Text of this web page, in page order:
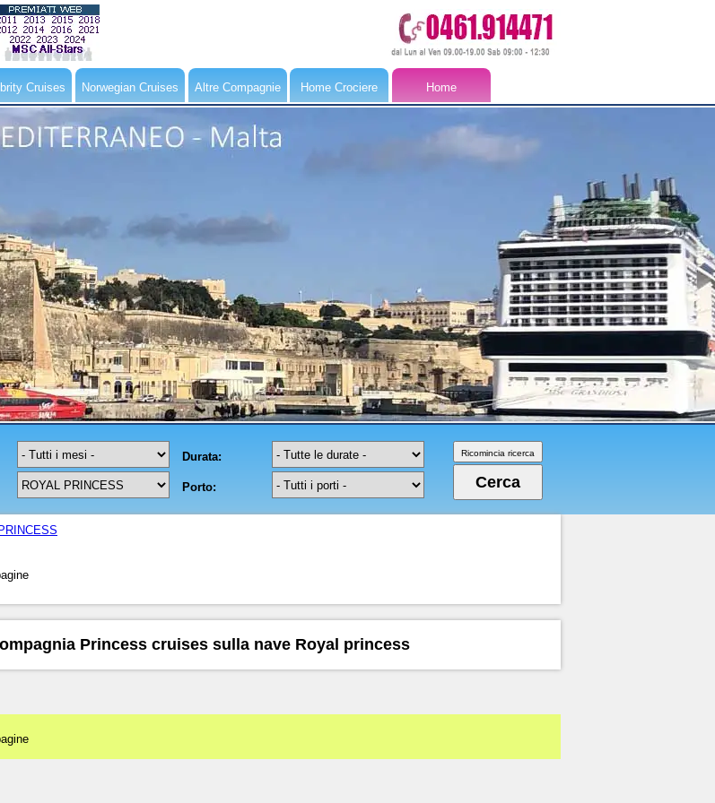
Cruises Norwegian Cruises Altre Compagnie Home Crociere Home
Princess cruises sulla nave Royal princess